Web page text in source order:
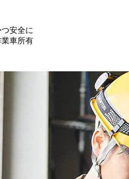
安全に
車所有